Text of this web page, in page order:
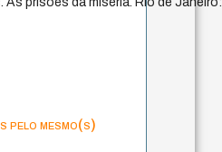
pelo mesmo(s)